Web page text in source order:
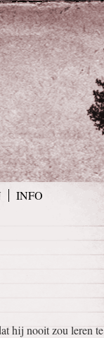
INFO
hij nooit zou leren te